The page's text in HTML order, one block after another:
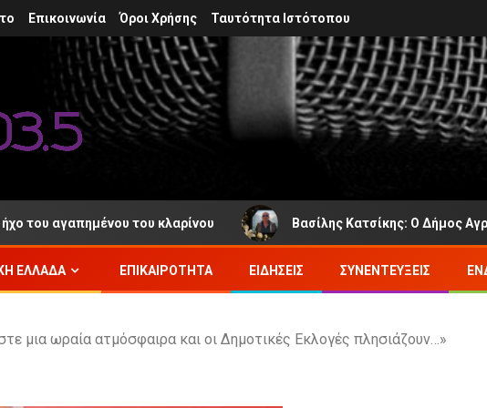
Επικοινωνία Όροι Χρήσης Ταυτότητα Ιστότοπου
αγαπημένου του κλαρίνου Βασίλης Κατσίκης: Ο Δήμος Αγράφων
ΕΛΛΆΔΑ ΕΠΙΚΑΙΡΌΤΗΤΑ ΕΙΔΉΣΕΙΣ ΣΥΝΕΝΤΕΎΞΕΙΣ
μια ωραία ατμόσφαιρα και οι Δημοτικές Εκλογές πλησιάζουν…»